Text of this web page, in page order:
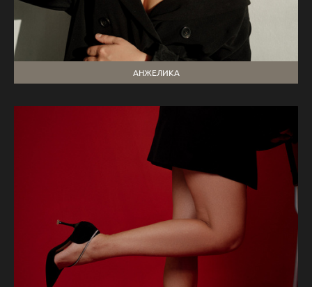
АНЖЕЛИКА